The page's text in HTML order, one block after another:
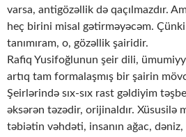
varsa, antigözəllik də qaçılmazdır.
heç birini misal gətirməyəcəm.
tanımıram, o, gözəllik şairidir.
Rafiq Yusifoğlunun şeir dili,
artıq tam formalaşmış bir şairin
Şeirlərində sıx-sıx rast gəldiyim
əksərən təzədir, orijinaldır. Xüsusilə
təbiətin vəhdəti, insanın ağac, dəniz,